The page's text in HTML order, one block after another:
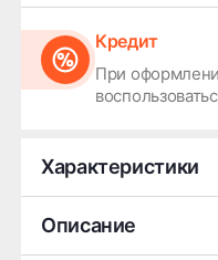
Кредит
При
Характеристики
Производитель
Сезонность
Описание